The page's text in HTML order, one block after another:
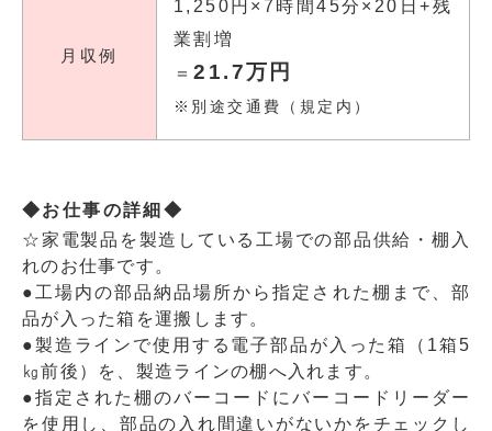
月収例
1,250円×7時間45分×20日+残
業割増
＝21.7万円
※別途交通費（規定内）
◆お仕事の詳細◆
☆家電製品を製造している工場での部品供給・棚入
れのお仕事です。
●工場内の部品納品場所から指定された棚まで、部
品が入った箱を運搬します。
●製造ラインで使用する電子部品が入った箱（1箱5
㎏前後）を、製造ラインの棚へ入れます。
●指定された棚のバーコードにバーコードリーダー
を使用し、部品の入れ間違いがないかをチェックし